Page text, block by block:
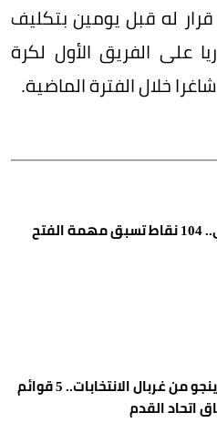
له قبل يومين بتكليف
على الفريق الأول لكرة
خلال الفترة الماضية.
الفتح
الرزيزاء ينجو من غربال الانتخابات.. 5 قوائم
اتحاد القدم